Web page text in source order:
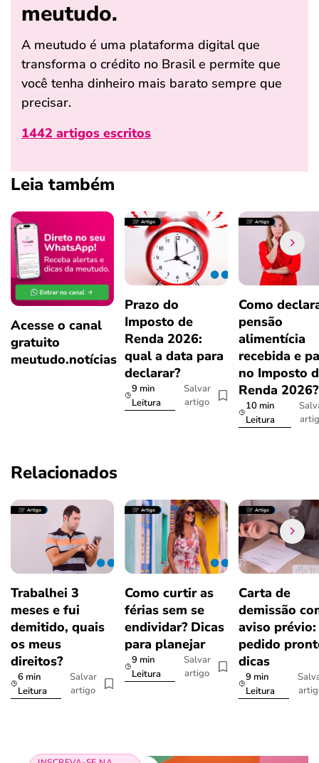
meutudo.
A meutudo é uma plataforma digital que
transforma o crédito no Brasil e permite que
você tenha dinheiro mais barato sempre que
precisar.
1442 artigos escritos
Leia também
Acesse o canal
gratuito
meutudo.notícias
Prazo do
Imposto de
Renda 2026:
qual a data para
declarar?
9 min
Leitura
Salvar
artigo
Como
pensão
alimentícia
recebida e
no Imposto
Renda
10 min
Leitura
Relacionados
Trabalhei 3
meses e fui
demitido, quais
os meus
direitos?
6 min
Leitura
Salvar
artigo
Como curtir as
férias sem se
endividar? Dicas
para planejar
9 min
Leitura
Salvar
artigo
Carta de
demissão
aviso prévio:
pedido
dicas
9 min
Leitura